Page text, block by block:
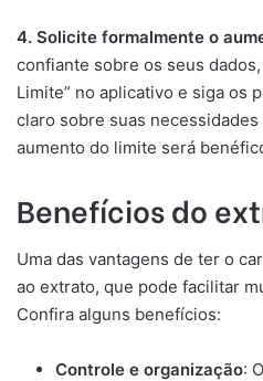
4. Solicite formalmente o
confiante sobre os seus
Limite” no aplicativo e siga os
claro sobre suas
aumento do limite será
Benefícios do
Uma das vantagens de ter o
ao extrato, que pode facilitar
Confira alguns benefícios:
Controle e organização: